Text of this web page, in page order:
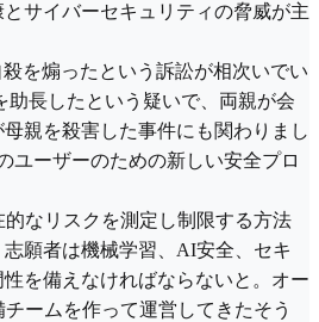
サイバーセキュリティの脅威が主
を煽ったという訴訟が相次いでい
助長したという疑いで、両親が会
親を殺害した事件にも関わりまし
ユーザーのための新しい安全プロ
なリスクを測定し制限する方法
願者は機械学習、AI安全、セキ
を備えなければならないと。オー
ームを作って運営してきたそう